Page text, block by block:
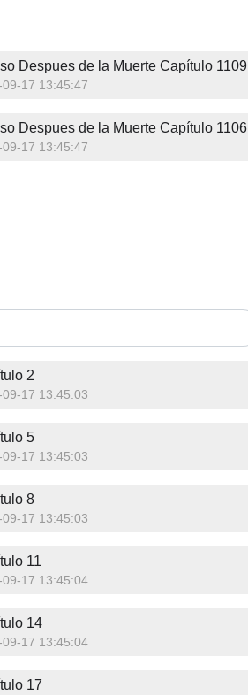
Despues de la MuerteCapítulo 1109
09-17 13:45:47
Despues de la MuerteCapítulo 1106
09-17 13:45:47
2
09-17 13:45:03
5
09-17 13:45:03
8
09-17 13:45:03
11
09-17 13:45:04
14
09-17 13:45:04
17